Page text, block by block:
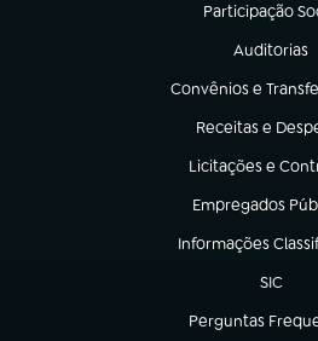
Participação
(abre em nova
Auditorias
(abre em
Convênios e
(abre em nova aba)
Receitas e
(abre em nova
Licitações e
(abre em nova
Empregados
(abre em nova
Informações
(abre em nova aba)
SIC
(abre
Perguntas
(abre em nova